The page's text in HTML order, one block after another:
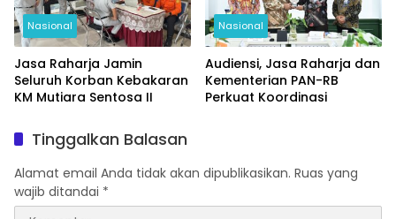
Nasional
Jasa Raharja Jamin
Seluruh Korban Kebakaran
KM Mutiara Sentosa II
Nasional
Audiensi, Jasa Raharja dan
Kementerian PAN-RB
Perkuat Koordinasi
Tinggalkan Balasan
Alamat email Anda tidak akan dipublikasikan. Ruas yang
wajib ditandai *